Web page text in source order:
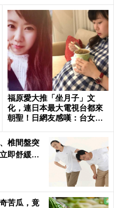
福原愛大推「坐月子」文
化，連日本最大電視台都來
朝聖！日網友感嘆：台女很
椎間盤突
即舒緩腰
苦瓜，竟